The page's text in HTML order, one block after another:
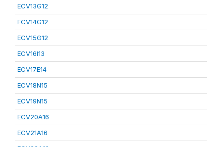
ECV13G12
ECV14G12
ECV15G12
ECV16I13
ECV17E14
ECV18N15
ECV19N15
ECV20A16
ECV21A16